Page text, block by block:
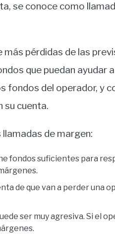
se conoce como
pérdidas de las
que puedan ayudar
fondos del operador, y
su cuenta.
de margen:
fondos suficientes para
de que van a perder una
ser muy agresiva. Si el